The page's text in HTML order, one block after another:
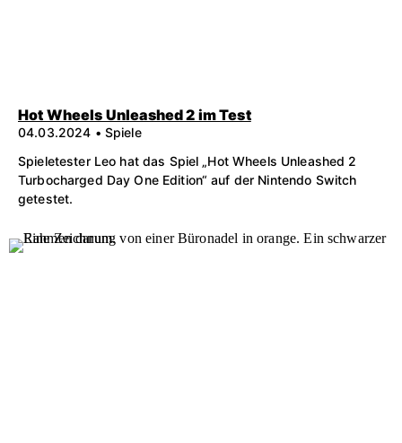
Hot Wheels Unleashed 2 im Test
04.03.2024 • Spiele
Spieletester Leo hat das Spiel „Hot Wheels Unleashed 2
Turbocharged Day One Edition“ auf der Nintendo Switch
getestet.